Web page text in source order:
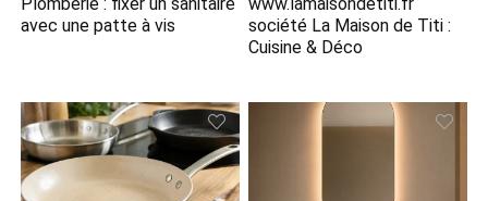
avec une patte à vis
société La Maison de Titi :
Cuisine & Déco